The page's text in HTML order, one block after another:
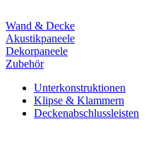
Wand & Decke
Akustikpaneele
Dekorpaneele
Zubehör
Unterkonstruktionen
Klipse & Klammern
Deckenabschlussleisten